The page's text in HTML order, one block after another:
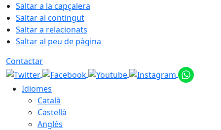
Saltar a la capçalera
Saltar al contingut
Saltar a relacionats
Saltar al peu de pàgina
Contactar
Idiomes
Català
Castellà
Anglès